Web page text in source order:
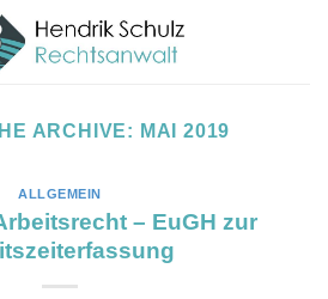
ARCHIVE: MAI 2019
ALLGEMEIN
– EuGH zur